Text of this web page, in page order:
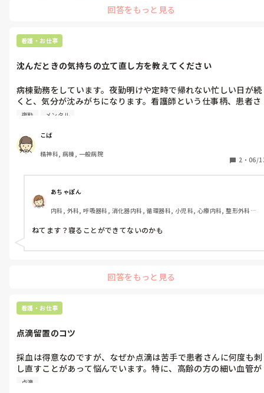
きるのは管理者への訴えかけですかね。。
回答をもっと見る
看護・お仕事
沈んだときの気持ちの立て直し方を教えてください
病棟勤務をしています。夜勤明けや定時で帰れない忙しい日が続
くと、気分が沈みがちになります。看護師という仕事柄、患者さ
んの死や家族の涙にも直面することが多く、感情のコントロール
やリセット方法を教えていただきたいです。
夜勤 メンタル
こば
精神科, 病棟, 一般病院
2 ・ 06/
あちゃぽん
内科, 外科, 呼吸器科, 消化器内科, 循環器科, 小児科, 心療内科, 整形外科,
急科, 超急性期, ICU, CCU, HCU, その他の科, ママナース, 外来, 神経内科,
脳神経外科, NICU, 消化器外科, 一般病院, 慢性期, 回復期, 終末期, オペ室,
ねてます？寝ることができてないのかも
回答をもっと見る
看護・お仕事
点滴留置のコツ
採血は得意なのですが、なぜか点滴は苦手で患者さんに何度も刺
し直すことがあって悩んでいます。特に、高齢の方の細い血管が
なかなか上手に刺すことができません。採血は、血管が細い高齢
点滴